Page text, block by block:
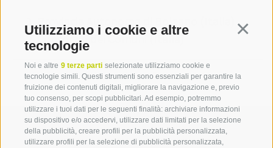
Utilizziamo i cookie e altre
tecnologie
Noi e altre 9 terze parti selezionate utilizziamo cookie e
tecnologie simili. Questi strumenti sono essenziali per garantire la
fruizione dei contenuti digitali, migliorare la navigazione e, previo
tuo consenso, per scopi pubblicitari. Ad esempio, potremmo
utilizzare i tuoi dati per le seguenti finalità: archiviare informazioni
su dispositivo e/o accedervi, utilizzare dati limitati per la selezione
della pubblicità, creare profili per la pubblicità personalizzata,
utilizzare profili per la selezione di pubblicità personalizzata,
Provincia Autonoma di Bolzano (Italia)
Consorzio dei Comuni (Italia)